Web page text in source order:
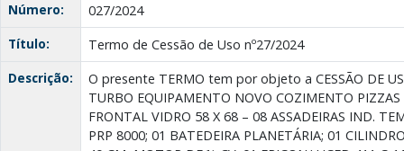
Número:
027/2024
Título:
Termo de Cessão de Uso nº27/2024
Descrição:
O presente TERMO tem por objeto a CESSÃO DE
TURBO EQUIPAMENTO NOVO COZIMENTO
FRONTAL VIDRO 58 X 68 – 08 ASSADEIRAS IND.
PRP 8000; 01 BATEDEIRA PLANETÁRIA; 01